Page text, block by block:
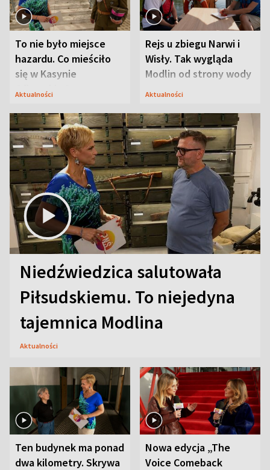
To nie było miejsce
hazardu. Co mieściło
się w Kasynie
Oficerskim?
Aktualności
Rejs u zbiegu Narwi i
Wisły. Tak wygląda
Modlin od strony wody
Aktualności
Niedźwiedzica salutowała
Piłsudskiemu. To niejedyna
tajemnica Modlina
Aktualności
Ten budynek ma ponad
dwa kilometry. Skrywa
Nowa edycja „The
Voice Comeback